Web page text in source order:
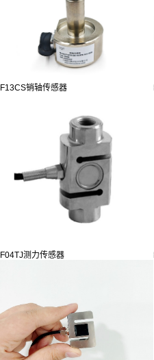
F13CS销轴传感器
F04TJ测力传感器